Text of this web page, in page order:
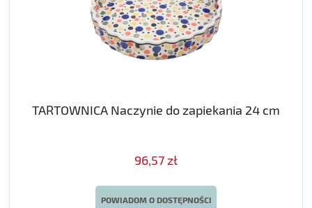
TARTOWNICA Naczynie do zapiekania 24 cm
96,57 zł
POWIADOM O DOSTĘPNOŚCI